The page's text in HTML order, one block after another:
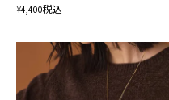
¥4,400税込